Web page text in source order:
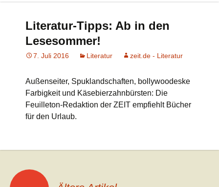
Literatur-Tipps: Ab in den
Lesesommer!
7. Juli 2016 Literatur zeit.de - Literatur
Außenseiter, Spuklandschaften, bollywoodeske
Farbigkeit und Käsebierzahnbürsten: Die
Feuilleton-Redaktion der ZEIT empfiehlt Bücher
für den Urlaub.
Beitrags-